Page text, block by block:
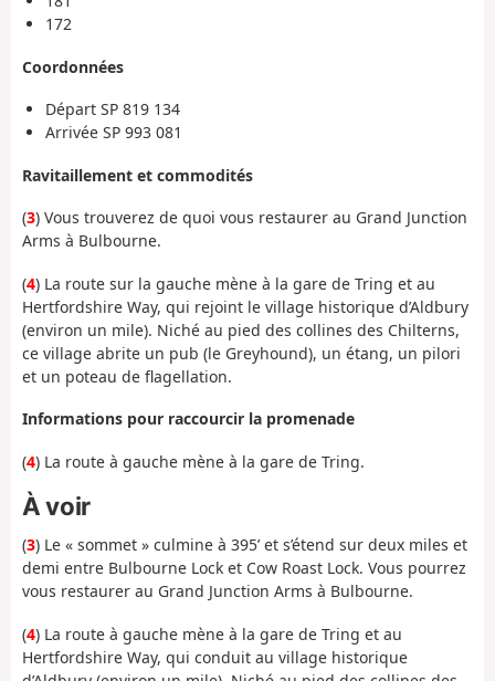
172
Coordonnées
Départ SP 819 134
Arrivée SP 993 081
Ravitaillement et commodités
(3) Vous trouverez de quoi vous restaurer au Grand Junction
Arms à Bulbourne.
(4) La route sur la gauche mène à la gare de Tring et au
Hertfordshire Way, qui rejoint le village historique d’Aldbury
(environ un mile). Niché au pied des collines des Chilterns,
ce village abrite un pub (le Greyhound), un étang, un pilori
et un poteau de flagellation.
Informations pour raccourcir la promenade
(4) La route à gauche mène à la gare de Tring.
À voir
(3) Le « sommet » culmine à 395’ et s’étend sur deux miles et
demi entre Bulbourne Lock et Cow Roast Lock. Vous pourrez
vous restaurer au Grand Junction Arms à Bulbourne.
(4) La route à gauche mène à la gare de Tring et au
Hertfordshire Way, qui conduit au village historique